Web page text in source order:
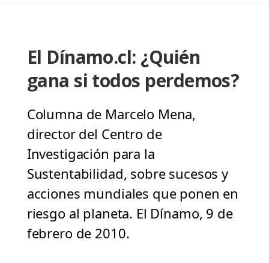
El Dínamo.cl: ¿Quién
gana si todos perdemos?
Columna de Marcelo Mena,
director del Centro de
Investigación para la
Sustentabilidad, sobre sucesos y
acciones mundiales que ponen en
riesgo al planeta. El Dínamo, 9 de
febrero de 2010.